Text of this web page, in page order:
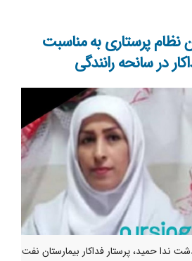
نظام پرستاری به مناسبت
در سانحه رانندگی
ندا حمید، پرستار فداکار بیمارستان نفت